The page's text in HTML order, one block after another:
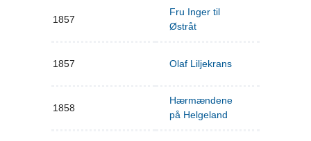
1857
Fru Inger til
Østråt
1857 Olaf Liljekrans
1858
Hærmændene
på Helgeland